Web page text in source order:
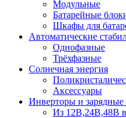
Модульные
Батарейные
Шкафы для
Автоматические
Однофазные
Трёхфазные
Солнечная энергия
Аксессуары
Инверторы и зарядные
Из 12В,24В,48В